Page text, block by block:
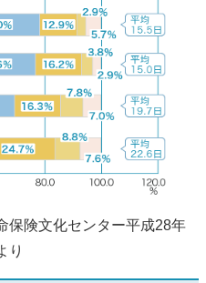
保険文化センター平成28年
り